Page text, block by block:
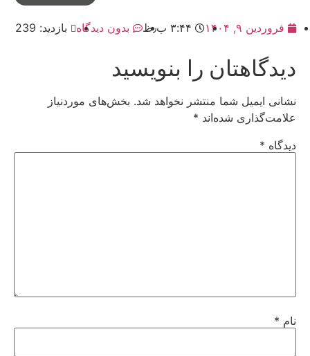
فروردین ۹, ۱۴۰۴ ۳:۴۴ ب٫ظ بدون دیدگاه بازدید: 239
دیدگاهتان را بنویسید
نشانی ایمیل شما منتشر نخواهد شد. بخش‌های موردنیاز
علامت‌گذاری شده‌اند *
دیدگاه *
نام *